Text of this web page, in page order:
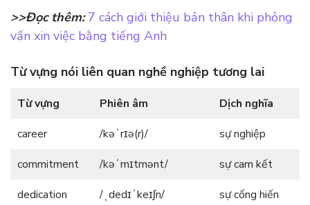
>>Đọc thêm:7 cách giới thiệu bản thân khi phỏng
vấn xin việc bằng tiếng Anh
Từ vựng nói liên quan nghề nghiệp tương lai
Từ vựng Phiên âm
Dịch nghĩa
career
/kəˈrɪə(r)/
sự nghiệp
commitment
/kəˈmɪtmənt/
sự cam kết
dedication
/ˌdedɪˈkeɪʃn/ sự cống hiến